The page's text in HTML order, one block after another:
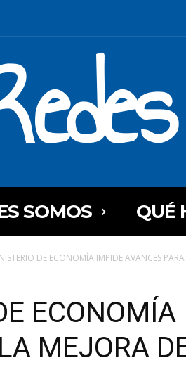
SOMOS QUÉ
DE ECONOMÍA IMPIDE AVANCES
ECONOMÍA
MEJORA